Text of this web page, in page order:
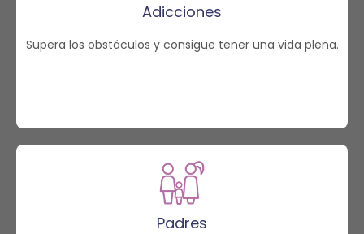
Adicciones
Supera los obstáculos y consigue tener una vida plena.
Padres